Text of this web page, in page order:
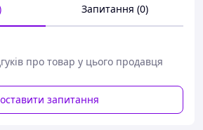
Запитання (0)
про товар у цього продавця
запитання